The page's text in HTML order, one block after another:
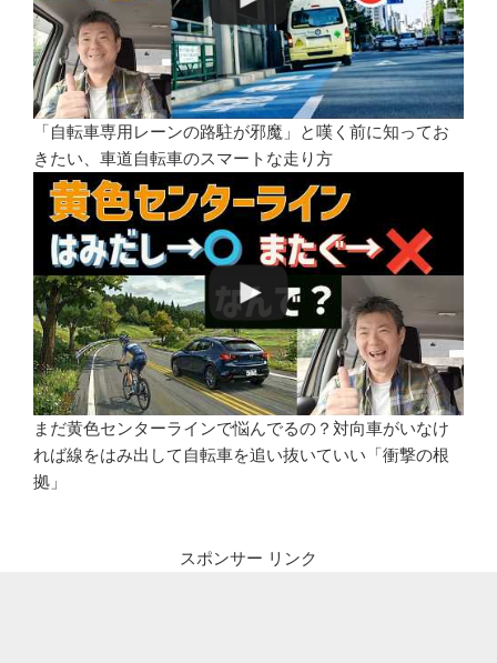
「自転車専用レーンの路駐が邪魔」と嘆く前に知ってお
きたい、車道自転車のスマートな走り方
まだ黄色センターラインで悩んでるの？対向車がいなけ
れば線をはみ出して自転車を追い抜いていい「衝撃の根
拠」
スポンサー リンク